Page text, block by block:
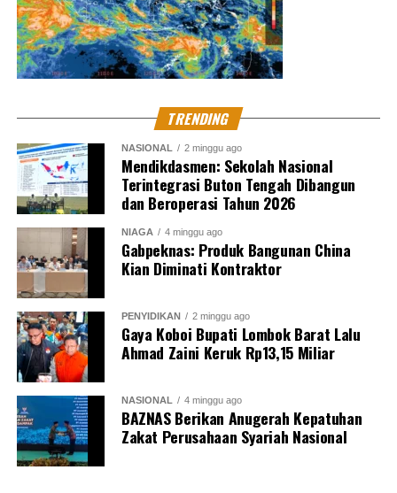
TRENDING
NASIONAL 2 minggu ago
Mendikdasmen: Sekolah Nasional
Terintegrasi Buton Tengah Dibangun
dan Beroperasi Tahun 2026
NIAGA 4 minggu ago
Gabpeknas: Produk Bangunan China
Kian Diminati Kontraktor
PENYIDIKAN 2 minggu ago
Gaya Koboi Bupati Lombok Barat Lalu
Ahmad Zaini Keruk Rp13,15 Miliar
NASIONAL 4 minggu ago
BAZNAS Berikan Anugerah Kepatuhan
Zakat Perusahaan Syariah Nasional